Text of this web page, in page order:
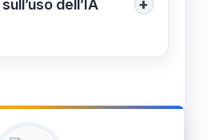
le principali sfide
dell’IA
+
disponibile al